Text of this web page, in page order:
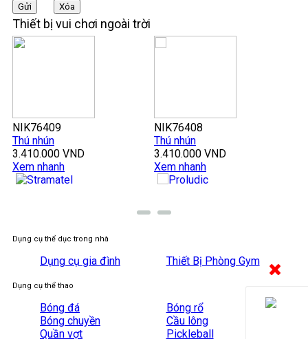
Thiết bị vui chơi ngoài trời
NIK76409
Thú nhún
3.410.000 VND
Xem nhanh
NIK76408
Thú nhún
3.410.000 VND
Xem nhanh
Dụng cụ thể dục trong nhà
Dụng cụ gia đình Thiết Bị Phòng Gym
Dụng cụ thể thao
Bóng đá
Bóng rổ
Bóng chuyền
Cầu lông
Quần vợt
Pickleball